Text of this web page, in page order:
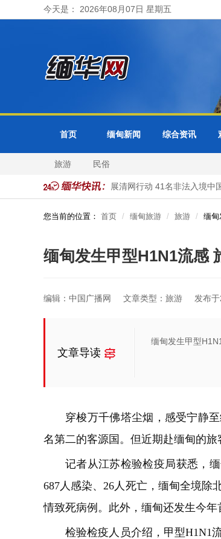
今天是： 2026年08月07日 星期五
首页 缅甸新闻 综合资讯
旅游 民俗
缅甸大其力市警方开展清网行动 41名非法入境中
您当前的位置： 首页 缅甸旅游 旅游 缅甸
缅甸发生甲型H1N1流感
编辑：中国广播网 文章类型：旅游 发布
文章导读
缅甸发生甲型
穿梭万千佛塔尘烟，感受宁静
名第二的客源国。但近期赴缅甸的
记者从江苏检验检疫局获悉，
687人感染、26人死亡，缅甸全境除
情致死病例。此外，缅甸还发生今年
检验检疫人员介绍，甲型H1N1